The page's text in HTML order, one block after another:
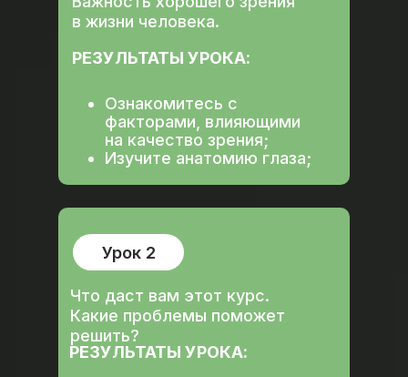
в жизни человека.
РЕЗУЛЬТАТЫ УРОКА:
Ознакомитесь с
факторами, влияющими
на качество зрения;
Изучите анатомию глаза;
Урок 2
РЕЗУЛЬТАТЫ УРОКА:
Что даст вам этот курс.
Какие проблемы поможет
решить?